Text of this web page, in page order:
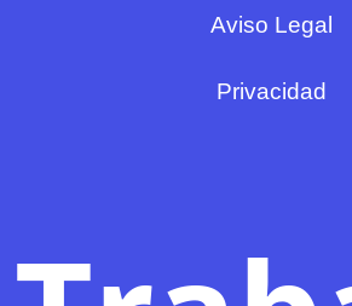
Aviso Legal
Privacidad